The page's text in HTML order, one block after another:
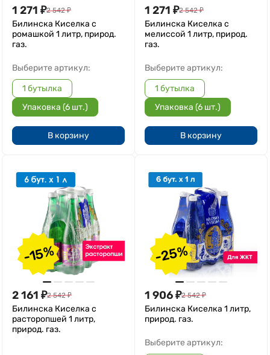
1 271 ₽2 542 ₽
Билинска Киселка с
ромашкой 1 литр, природ.
газ.
Выберите артикул:
1 бутылка
Упаковка (6 шт.)
В корзину
1 271 ₽2 542 ₽
Билинска Киселка с
мелиссой 1 литр, природ.
газ.
Выберите артикул:
1 бутылка
Упаковка (6 шт.)
В корзину
-15%
2 161 ₽2 542 ₽
Билинска Киселка с
расторопшей 1 литр,
природ. газ.
-25%
1 906₽2 542 ₽
Билинска Киселка 1 литр,
природ. газ.
Выберите артикул: